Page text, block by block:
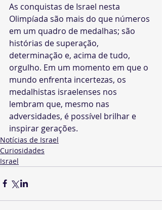
As conquistas de Israel nesta
Olimpíada são mais do que números
em um quadro de medalhas; são
histórias de superação,
determinação e, acima de tudo,
orgulho. Em um momento em que o
mundo enfrenta incertezas, os
medalhistas israelenses nos
lembram que, mesmo nas
adversidades, é possível brilhar e
inspirar gerações.
Notícias de Israel
Curiosidades
Israel